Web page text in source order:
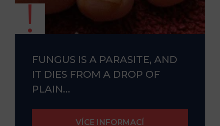
FUNGUS IS A PARASITE, AND
IT DIES FROM A DROP OF
PLAIN...